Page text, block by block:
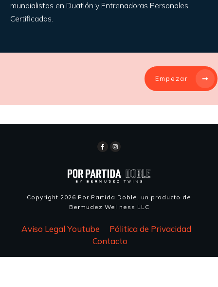
mundialistas en Duatlón y Entrenadoras Personales
Certificadas.
Empezar
Aviso Legal Youtube
Pólitica de Privacidad
Contacto
Copyright 2026 Por Partida Doble, un producto de
Bermudez Wellness LLC